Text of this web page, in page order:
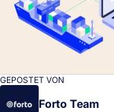
GEPOSTET VON
Forto Team